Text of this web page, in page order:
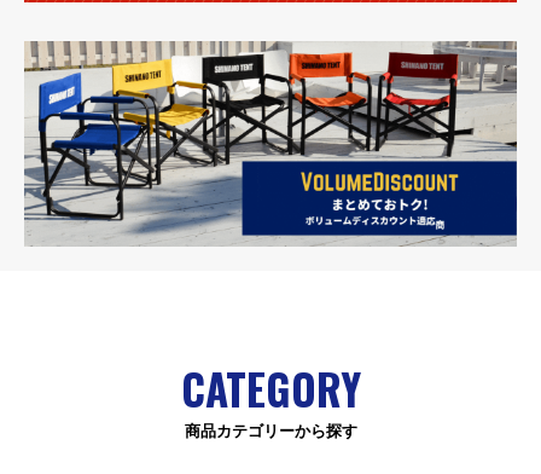
CATEGORY
商品カテゴリーから探す